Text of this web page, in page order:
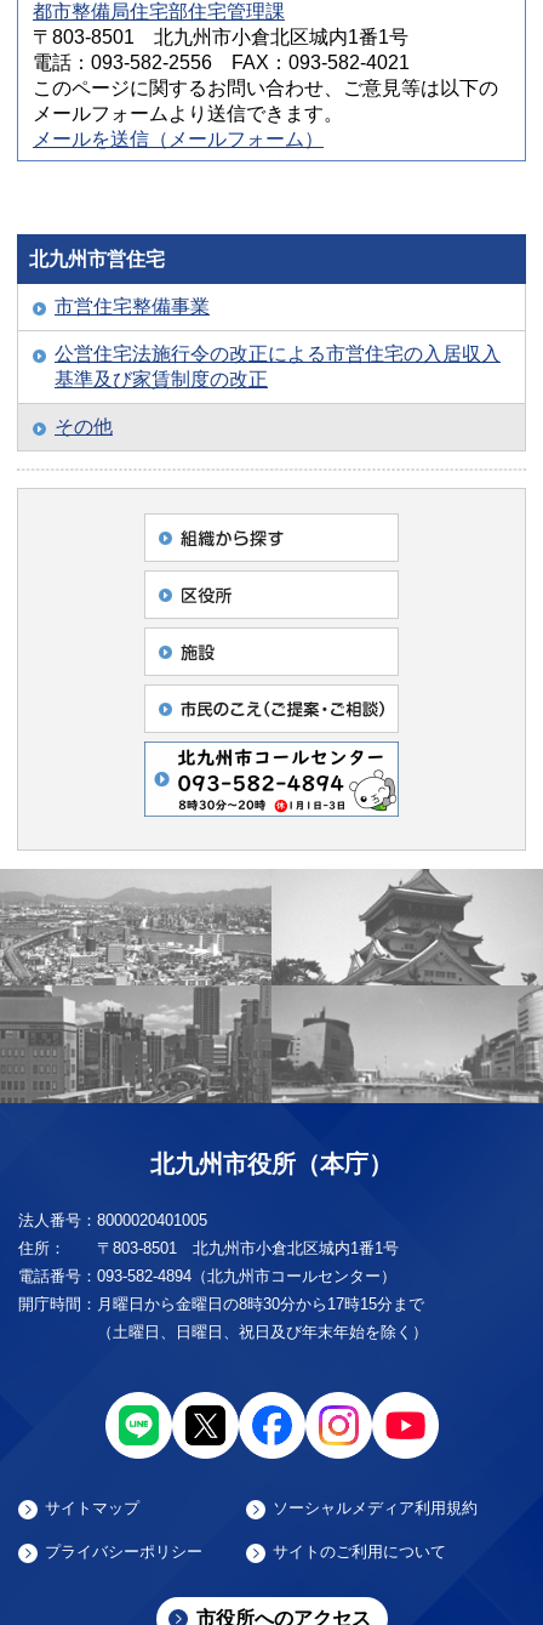
都市整備局住宅部住宅管理課
〒803-8501 北九州市小倉北区城内1番1号
電話：093-582-2556 FAX：093-582-4021
このページに関するお問い合わせ、ご意見等は以下の
メールフォームより送信できます。
メールを送信（メールフォーム）
北九州市営住宅
市営住宅整備事業
公営住宅法施行令の改正による市営住宅の入居収入
基準及び家賃制度の改正
その他
北九州市役所（本庁）
法人番号： 8000020401005
住所：
〒803-8501 北九州市小倉北区城内1番1号
電話番号： 093-582-4894（北九州市コールセンター）
開庁時間： 月曜日から金曜日の8時30分から17時15分まで
（土曜日、日曜日、祝日及び年末年始を除く）
サイトマップ ソーシャルメディア利用規約
プライバシーポリシー サイトのご利用について
市役所へのアクセス